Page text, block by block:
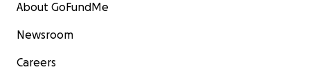
About GoFundMe
Newsroom
Careers